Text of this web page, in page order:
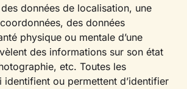
données de localisation, une
des données
physique ou mentale d’une
des informations sur son état
etc. Toutes les
identifient ou permettent d’identifier